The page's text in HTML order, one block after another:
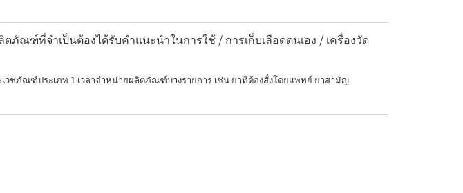
ณฑ์ที่จำเป็นต้องได้รับคำแนะนำในการใช้ / การเก็บเลือดตนเอง / เครื่องวัด
ชภัณฑ์ประเภท 1 เวลาจำหน่ายผลิตภัณฑ์บางรายการ เช่น ยาที่ต้องสั่งโดยแพทย์ ยาสามัญ